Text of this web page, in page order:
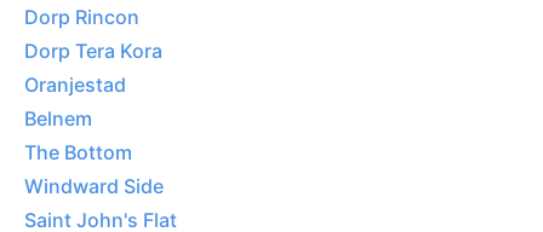
Dorp Rincon
Dorp Tera Kora
Oranjestad
Belnem
The Bottom
Windward Side
Saint John's Flat